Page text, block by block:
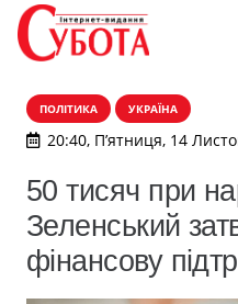
ПОЛІТИКА УКРАЇНА
20:40, П’ятниця, 14
50 тисяч при
Зеленський
фінансову